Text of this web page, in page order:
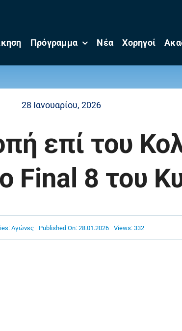
Πρόγραμμα Νέα Χορηγοί
28 Ιανουαρίου, 2026
επί του
Final 8 του
Αγώνες Published On: 28.01.2026 Views: 332